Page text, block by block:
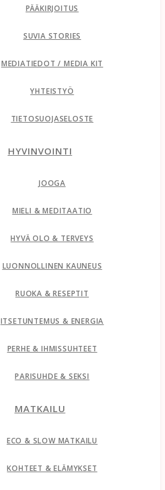
PÄÄKIRJOITUS
SUVIA STORIES
MEDIATIEDOT / MEDIA KIT
YHTEISTYÖ
TIETOSUOJASELOSTE
HYVINVOINTI
JOOGA
MIELI & MEDITAATIO
HYVÄ OLO & TERVEYS
LUONNOLLINEN KAUNEUS
RUOKA & RESEPTIT
ITSETUNTEMUS & ENERGIA
PERHE & IHMISSUHTEET
PARISUHDE & SEKSI
MATKAILU
ECO & SLOW MATKAILU
KOHTEET & ELÄMYKSET